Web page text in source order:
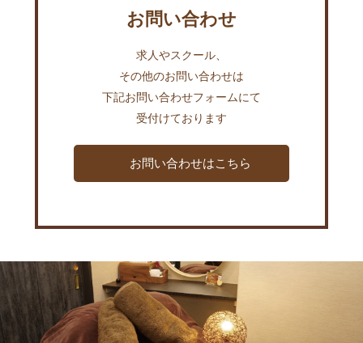
お問い合わせ
求人やスクール、
その他のお問い合わせは
下記お問い合わせフォームにて
受付けております
お問い合わせはこちら